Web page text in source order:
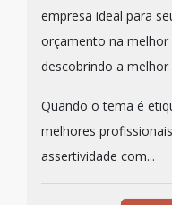
empresa ideal para
orçamento na
descobrindo a
Quando o tema é
melhores
assertividade com...